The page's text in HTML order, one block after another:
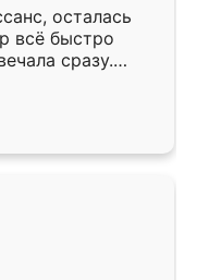
осталась
всё быстро
сразу.
подошёл к
Собрали
даже